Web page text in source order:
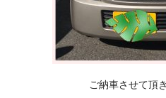
ご納車させて頂